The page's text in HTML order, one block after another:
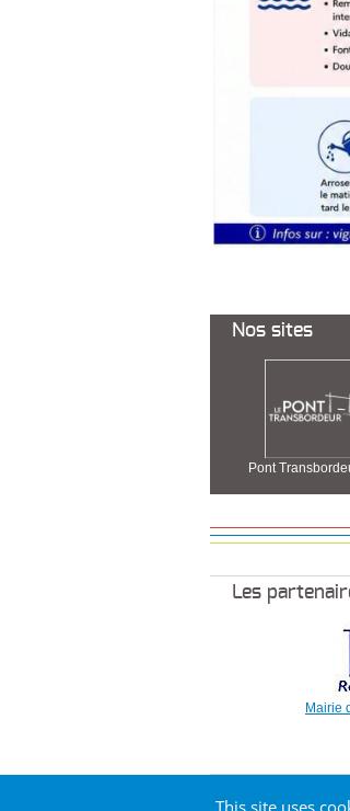
Nos sites
Pont
Les
Mairie
This site uses